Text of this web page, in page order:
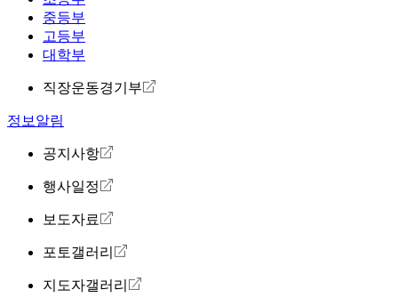
중등부
고등부
대학부
직장운동경기부
정보알림
공지사항
행사일정
보도자료
포토갤러리
지도자갤러리